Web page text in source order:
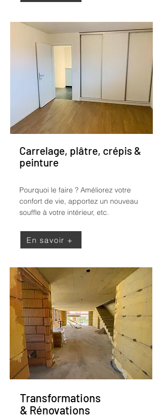
Carrelage, plâtre, crépis &
peinture
Pourquoi le faire ? Améliorez votre
confort de vie, apportez un nouveau
souffle à votre intérieur, etc.
En savoir +
Transformations
& Rénovations